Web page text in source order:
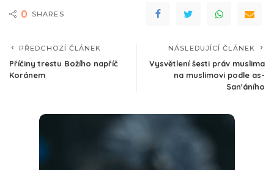
0 SHARES
PŘEDCHOZÍ ČLÁNEK
Příčiny trestu Božího napříč
Koránem
NÁSLEDUJÍCÍ ČLÁNEK
Vysvětlení šesti práv muslima
na muslimovi podle as-
San'áního